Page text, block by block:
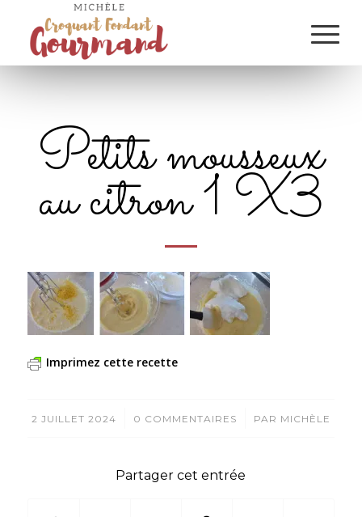
Petits mousseux
au citron 1 X3
Imprimez cette recette
2 JUILLET 2024
/ 0 COMMENTAIRES
/ PAR MICHÈLE
Partager cet entrée